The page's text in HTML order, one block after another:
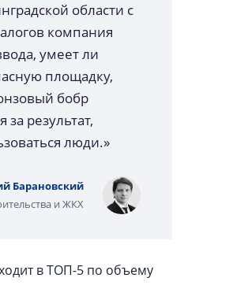
области с
компания
умеет ли
площадку,
бобр
результат,
люди.»
Барановский
и ЖКХ
в ТОП-5 по объему